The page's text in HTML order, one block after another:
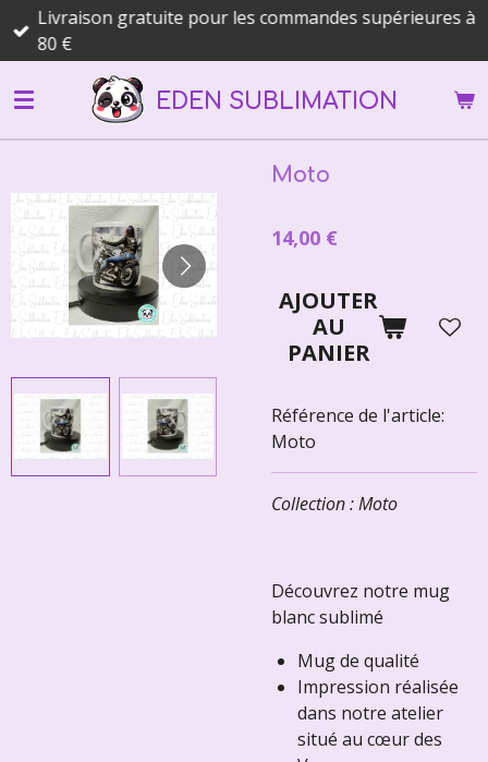
Passer
principal
EDEN SUBLIMATION
Livraison gratuite pour les commandes supérieures à
80 €
Moto
14,00 €
AJOUTER
AU
PANIER
Référence de l'article:
Moto
Collection : Moto
Découvrez notre mug
blanc sublimé
Mug de qualité
Impression réalisée
dans notre atelier
situé au cœur des